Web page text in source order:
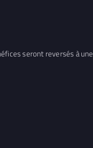
seront reversés à une